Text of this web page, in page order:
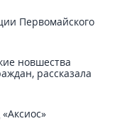
Первомайского
новшества
рассказала